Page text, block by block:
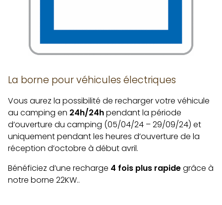
La borne pour véhicules électriques
Vous aurez la possibilité de recharger votre véhicule
au camping en 24h/24hpendant la période
d’ouverture du camping (05/04/24 – 29/09/24) et
uniquement pendant les heures d’ouverture de la
réception d’octobre à début avril.
Bénéficiez d’une recharge 4 fois plus rapidegrâce à
notre borne 22KW..